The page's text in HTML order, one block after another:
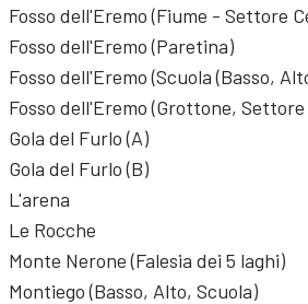
Fosso dell'Eremo (Fiume - Settore
Fosso dell'Eremo (Paretina)
Fosso dell'Eremo (Scuola (Basso,
Fosso dell'Eremo (Grottone, Settore
Gola del Furlo (A)
Gola del Furlo (B)
L'arena
Le Rocche
Monte Nerone (Falesia dei 5 laghi)
Montiego (Basso, Alto, Scuola)